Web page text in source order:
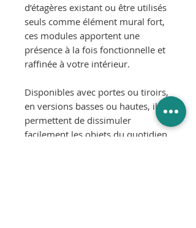
d’étagères existant ou être utilisés
seuls comme élément mural fort,
ces modules apportent une
présence à la fois fonctionnelle et
raffinée à votre intérieur.
Disponibles avec portes ou tiroirs,
en versions basses ou hautes, ils
permettent de dissimuler
facilement les objets du quotidien